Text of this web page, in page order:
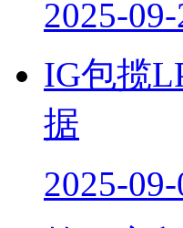
2025-
IG包揽
据
2025-